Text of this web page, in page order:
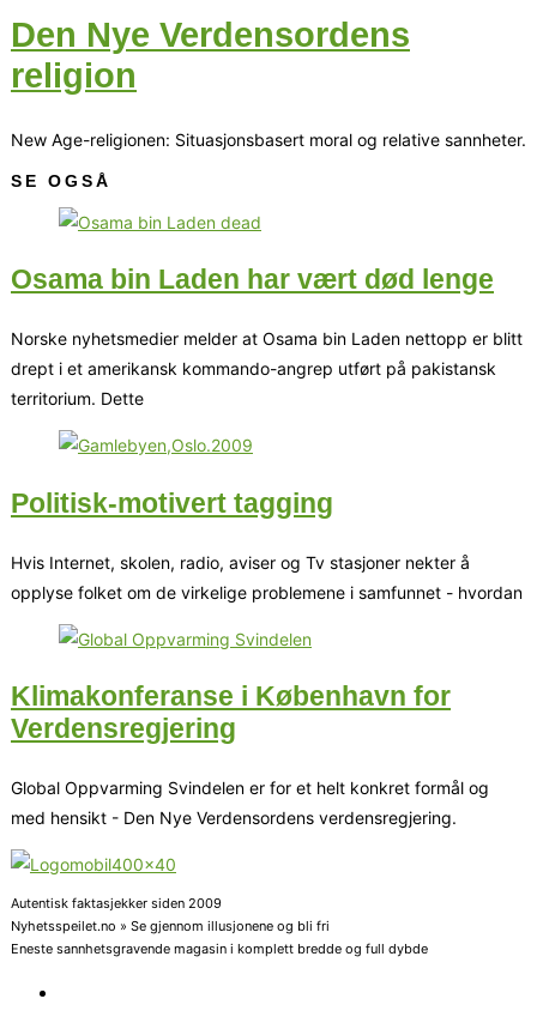
Den Nye Verdensordens
religion
New Age-religionen: Situasjonsbasert moral og relative sannheter.
SE OGSÅ
Osama bin Laden har vært død lenge
Norske nyhetsmedier melder at Osama bin Laden nettopp er blitt
drept i et amerikansk kommando-angrep utført på pakistansk
territorium. Dette
Politisk-motivert tagging
Hvis Internet, skolen, radio, aviser og Tv stasjoner nekter å
opplyse folket om de virkelige problemene i samfunnet - hvordan
Klimakonferanse i København for
Verdensregjering
Global Oppvarming Svindelen er for et helt konkret formål og
med hensikt - Den Nye Verdensordens verdensregjering.
Autentisk faktasjekker siden 2009
Nyhetsspeilet.no » Se gjennom illusjonene og bli fri
Eneste sannhetsgravende magasin i komplett bredde og full dybde